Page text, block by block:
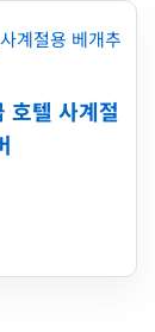
호텔 사계절